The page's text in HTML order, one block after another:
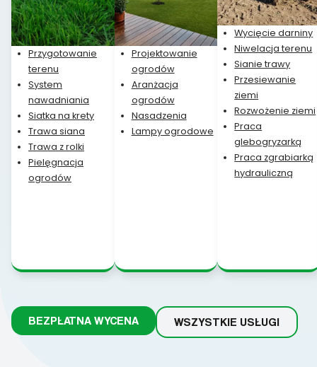
Przygotowanie
terenu
System
nawadniania
Siatka na krety
Trawa siana
Trawa z rolki
Pielęgnacja
ogrodów
Projektowanie
ogrodów
Aranżacja
ogrodów
Nasadzenia
Lampy ogrodowe
Wycięcie darniny
Niwelacja terenu
Sianie trawy
Przesiewanie
ziemi
Rozwożenie ziemi
Praca
glebogryzarką
Praca zgrabiarką
hydrauliczną
BEZPŁATNA WYCENA WSZYSTKIE USŁUGI